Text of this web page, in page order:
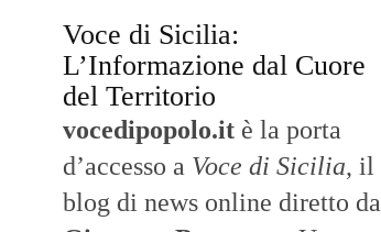
Voce di Sicilia:
L’Informazione dal Cuore
del Territorio
vocedipopolo.it è la porta
d’accesso a Voce di Sicilia, il
blog di news online diretto da